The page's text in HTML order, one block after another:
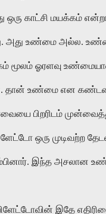
காட்சி மயக்கம்
அது உண்மை அல்ல.
மூலம் ஓரளவு
தான் உண்மை என
பிறரிடம்
ஒரு முடிவற்ற
இந்த அசலான
இதே